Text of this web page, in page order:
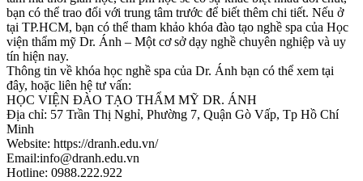
bạn có thể trao đổi với trung tâm trước để biết thêm chi tiết. Nếu ở
tại TP.HCM, bạn có thể tham khảo khóa đào tạo nghề spa của Học
viện thẩm mỹ Dr. Ánh – Một cơ sở dạy nghề chuyên nghiệp và uy
tín hiện nay.
Thông tin về khóa học nghề spa của Dr. Ánh bạn có thể xem tại
đây, hoặc liên hệ tư vấn:
HỌC VIỆN ĐÀO TẠO THẨM MỸ DR. ÁNH
Địa chỉ: 57 Trần Thị Nghỉ, Phường 7, Quận Gò Vấp, Tp Hồ Chí
Minh
Website: https://dranh.edu.vn/
Email:info@dranh.edu.vn
Hotline: 0988.222.922